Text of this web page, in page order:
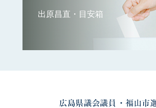
出原昌直・目安箱